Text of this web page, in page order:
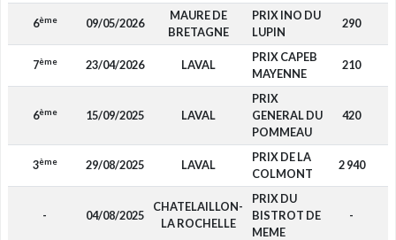
6ème 09/05/2026
MAURE DE
BRETAGNE
PRIX INO DU
LUPIN
290
7ème 23/04/2026 LAVAL
PRIX CAPEB
MAYENNE
210
6ème 15/09/2025 LAVAL
PRIX
GENERAL DU
POMMEAU
420
3ème 29/08/2025 LAVAL
PRIX DE LA
COLMONT
2 940
- 04/08/2025
CHATELAILLON-
LA ROCHELLE
PRIX DU
BISTROT DE
MEME
-